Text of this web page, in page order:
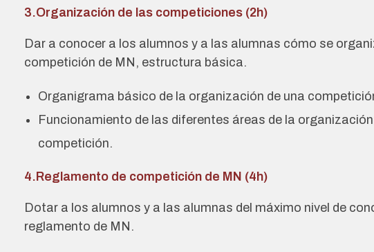
3.Organización de las competiciones (2h)
Dar a conocer a los alumnos y a las alumnas cómo se
competición de MN, estructura básica.
Organigrama básico de la organización de una
Funcionamiento de las diferentes áreas de la organización
competición.
4.Reglamento de competición de MN (4h)
Dotar a los alumnos y a las alumnas del máximo nivel de
reglamento de MN.